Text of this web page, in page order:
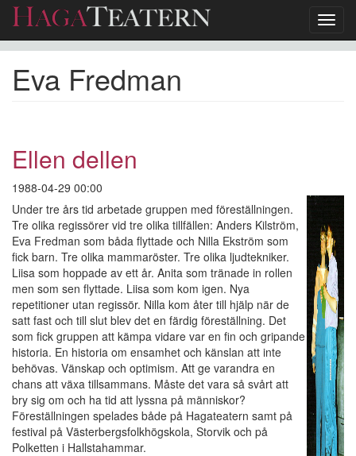
huvudinnehåll
Eva Fredman
Ellen dellen
1988-04-29 00:00
Under tre års tid arbetade gruppen med föreställningen.
Tre olika regissörer vid tre olika tillfällen: Anders Kilström,
Eva Fredman som båda flyttade och Nilla Ekström som
fick barn. Tre olika mammaröster. Tre olika ljudtekniker.
Liisa som hoppade av ett år. Anita som tränade in rollen
men som sen flyttade. Liisa som kom igen. Nya
repetitioner utan regissör. Nilla kom åter till hjälp när de
satt fast och till slut blev det en färdig föreställning. Det
som fick gruppen att kämpa vidare var en fin och gripande
historia. En historia om ensamhet och känslan att inte
behövas. Vänskap och optimism. Att ge varandra en
chans att växa tillsammans. Måste det vara så svårt att
bry sig om och ha tid att lyssna på människor?
Föreställningen spelades både på Hagateatern samt på
festival på Västerbergsfolkhögskola, Storvik och på
Polketten i Hallstahammar.